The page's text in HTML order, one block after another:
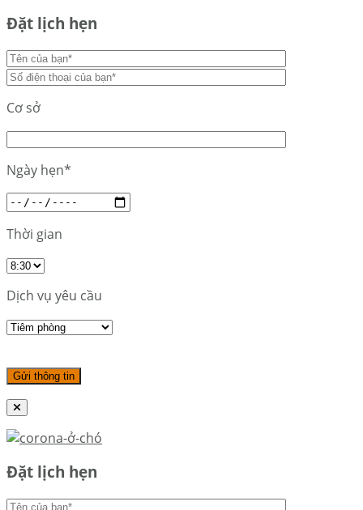
Đặt lịch hẹn
Cơ sở
Ngày hẹn*
Thời gian
Dịch vụ yêu cầu
Đặt lịch hẹn